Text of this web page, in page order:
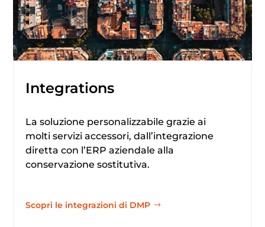
Integrations
La soluzione personalizzabile grazie ai
molti servizi accessori, dall’integrazione
diretta con l’ERP aziendale alla
conservazione sostitutiva.
Scopri le integrazioni di DMP